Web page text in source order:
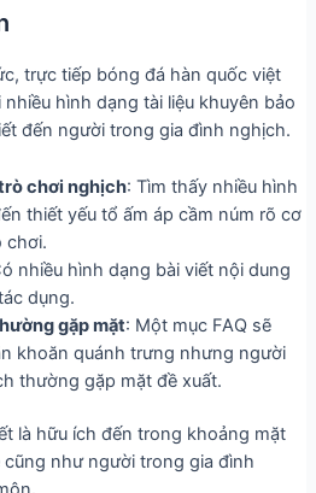
trực tiếp bóng đá hàn quốc việt
hình dạng tài liệu khuyên bảo
đến người trong gia đình nghịch.
chơi nghịch: Tìm thấy nhiều hình
thiết yếu tổ ấm áp cầm núm rõ cơ
chơi.
nhiều hình dạng bài viết nội dung
dụng.
gặp mặt: Một mục FAQ sẽ
khoăn quánh trưng nhưng người
thường gặp mặt đề xuất.
là hữu ích đến trong khoảng mặt
như người trong gia đình